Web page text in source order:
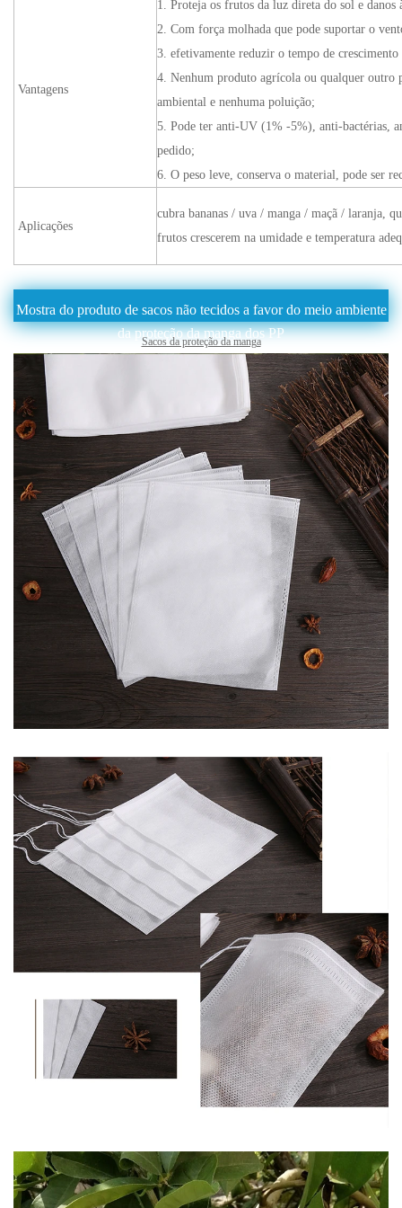
Vantagens
1. Proteja os frutos da luz direta do sol e danos
2. Com força molhada que pode suportar o
3. efetivamente reduzir o tempo de crescimento
4. Nenhum produto agrícola ou qualquer outro
ambiental e nenhuma poluição;
5. Pode ter anti-UV (1% -5%), anti-bactérias,
pedido;
6. O peso leve, conserva o material, pode ser
Aplicações
cubra bananas / uva / manga / maçã / laranja,
frutos crescerem na umidade e temperatura
Mostra do produto de sacos não tecidos a favor do meio ambiente
da proteção da manga dos PP
Sacos da proteção da manga